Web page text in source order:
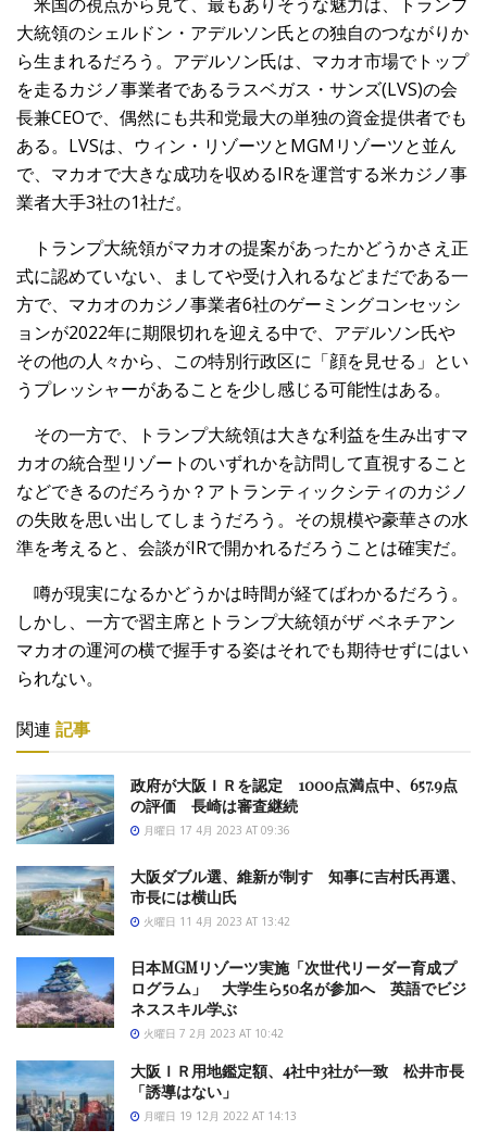
大統領のシェルドン・アデルソン氏との独自のつながりか
ら生まれるだろう。アデルソン氏は、マカオ市場でトップ
を走るカジノ事業者であるラスベガス・サンズ(LVS)の会
長兼CEOで、偶然にも共和党最大の単独の資金提供者でも
ある。LVSは、ウィン・リゾーツとMGMリゾーツと並ん
で、マカオで大きな成功を収めるIRを運営する米カジノ事
業者大手3社の1社だ。
トランプ大統領がマカオの提案があったかどうかさえ正
式に認めていない、ましてや受け入れるなどまだである一
方で、マカオのカジノ事業者6社のゲーミングコンセッシ
ョンが2022年に期限切れを迎える中で、アデルソン氏や
その他の人々から、この特別行政区に「顔を見せる」とい
うプレッシャーがあることを少し感じる可能性はある。
その一方で、トランプ大統領は大きな利益を生み出すマ
カオの統合型リゾートのいずれかを訪問して直視すること
などできるのだろうか？アトランティックシティのカジノ
の失敗を思い出してしまうだろう。その規模や豪華さの水
準を考えると、会談がIRで開かれるだろうことは確実だ。
噂が現実になるかどうかは時間が経てばわかるだろう。
しかし、一方で習主席とトランプ大統領がザ ベネチアン
マカオの運河の横で握手する姿はそれでも期待せずにはい
られない。
関連 記事
政府が大阪ＩＲを認定 1000点満点中、657.9点
の評価 長崎は審査継続
月曜日 17 4月 2023 AT 09:36
大阪ダブル選、維新が制す 知事に吉村氏再選、
市長には横山氏
火曜日 11 4月 2023 AT 13:42
日本MGMリゾーツ実施「次世代リーダー育成プ
ログラム」 大学生ら50名が参加へ 英語でビジ
ネススキル学ぶ
火曜日 7 2月 2023 AT 10:42
大阪ＩＲ用地鑑定額、4社中3社が一致 松井市長
「誘導はない」
月曜日 19 12月 2022 AT 14:13